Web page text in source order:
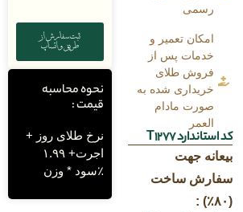
ثبت سفارش از
طریق واتساپ
نحوه محاسبه
قیمت :
نرخ طلای روز +
اجرت+ ۱.۹۹
٪سود * وزن
رسمی
امکان تعمیر و
خدمات پس از
فروش طلای
خریداری شده به
صورت مادام
العمر
کد استاندارد T1277
بیعانه جهت
سفارش ساخت
(۸۰٪) :